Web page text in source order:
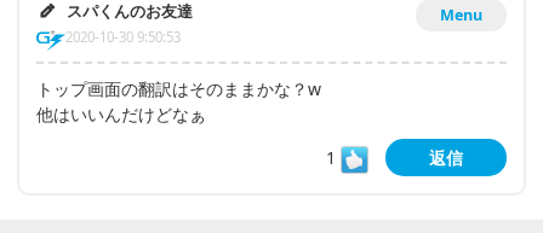
Menu
スパくんのお友達
2020-10-30 9:50:53
トップ画面の翻訳はそのままかな？w
他はいいんだけどなぁ
1
返信